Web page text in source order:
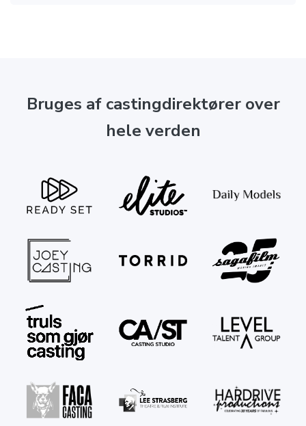
Bruges af castingdirektører over
hele verden